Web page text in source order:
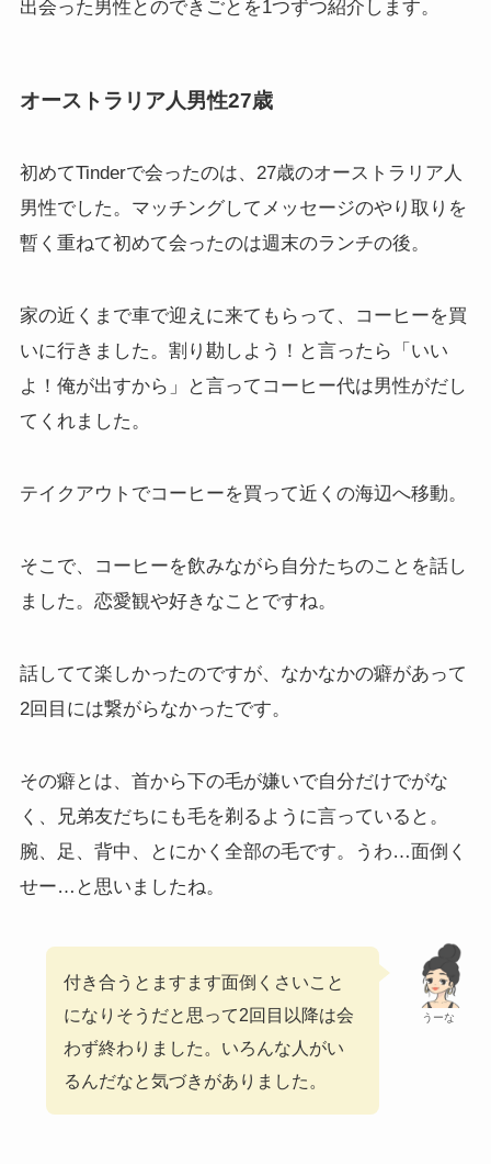
出会った男性とのできごとを1つずつ紹介します。
オーストラリア人男性27歳
初めてTinderで会ったのは、27歳のオーストラリア人
男性でした。マッチングしてメッセージのやり取りを
暫く重ねて初めて会ったのは週末のランチの後。
家の近くまで車で迎えに来てもらって、コーヒーを買
いに行きました。割り勘しよう！と言ったら「いい
よ！俺が出すから」と言ってコーヒー代は男性がだし
てくれました。
テイクアウトでコーヒーを買って近くの海辺へ移動。
そこで、コーヒーを飲みながら自分たちのことを話し
ました。恋愛観や好きなことですね。
話してて楽しかったのですが、なかなかの癖があって
2回目には繋がらなかったです。
その癖とは、首から下の毛が嫌いで自分だけでがな
く、兄弟友だちにも毛を剃るように言っていると。
腕、足、背中、とにかく全部の毛です。うわ…面倒く
せー…と思いましたね。
うーな
付き合うとますます面倒くさいこと
になりそうだと思って2回目以降は会
わず終わりました。いろんな人がい
るんだなと気づきがありました。